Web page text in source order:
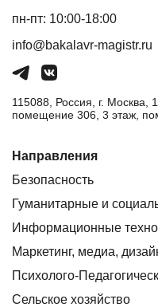
пн-пт: 10:00-18:00
info@bakalavr-magistr.ru
115088, Россия, г. Москва,
помещение 306, 3 этаж,
Направления
Безопасность
Гуманитарные и
Информационные
Маркетинг, медиа,
Психолого-
Сельское хозяйство